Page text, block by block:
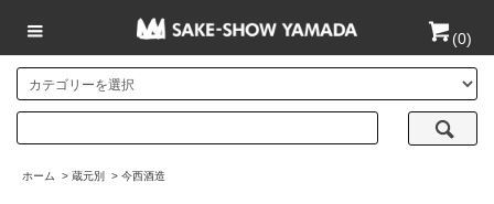
(0)
ホーム > 蔵元別 > 今西酒造